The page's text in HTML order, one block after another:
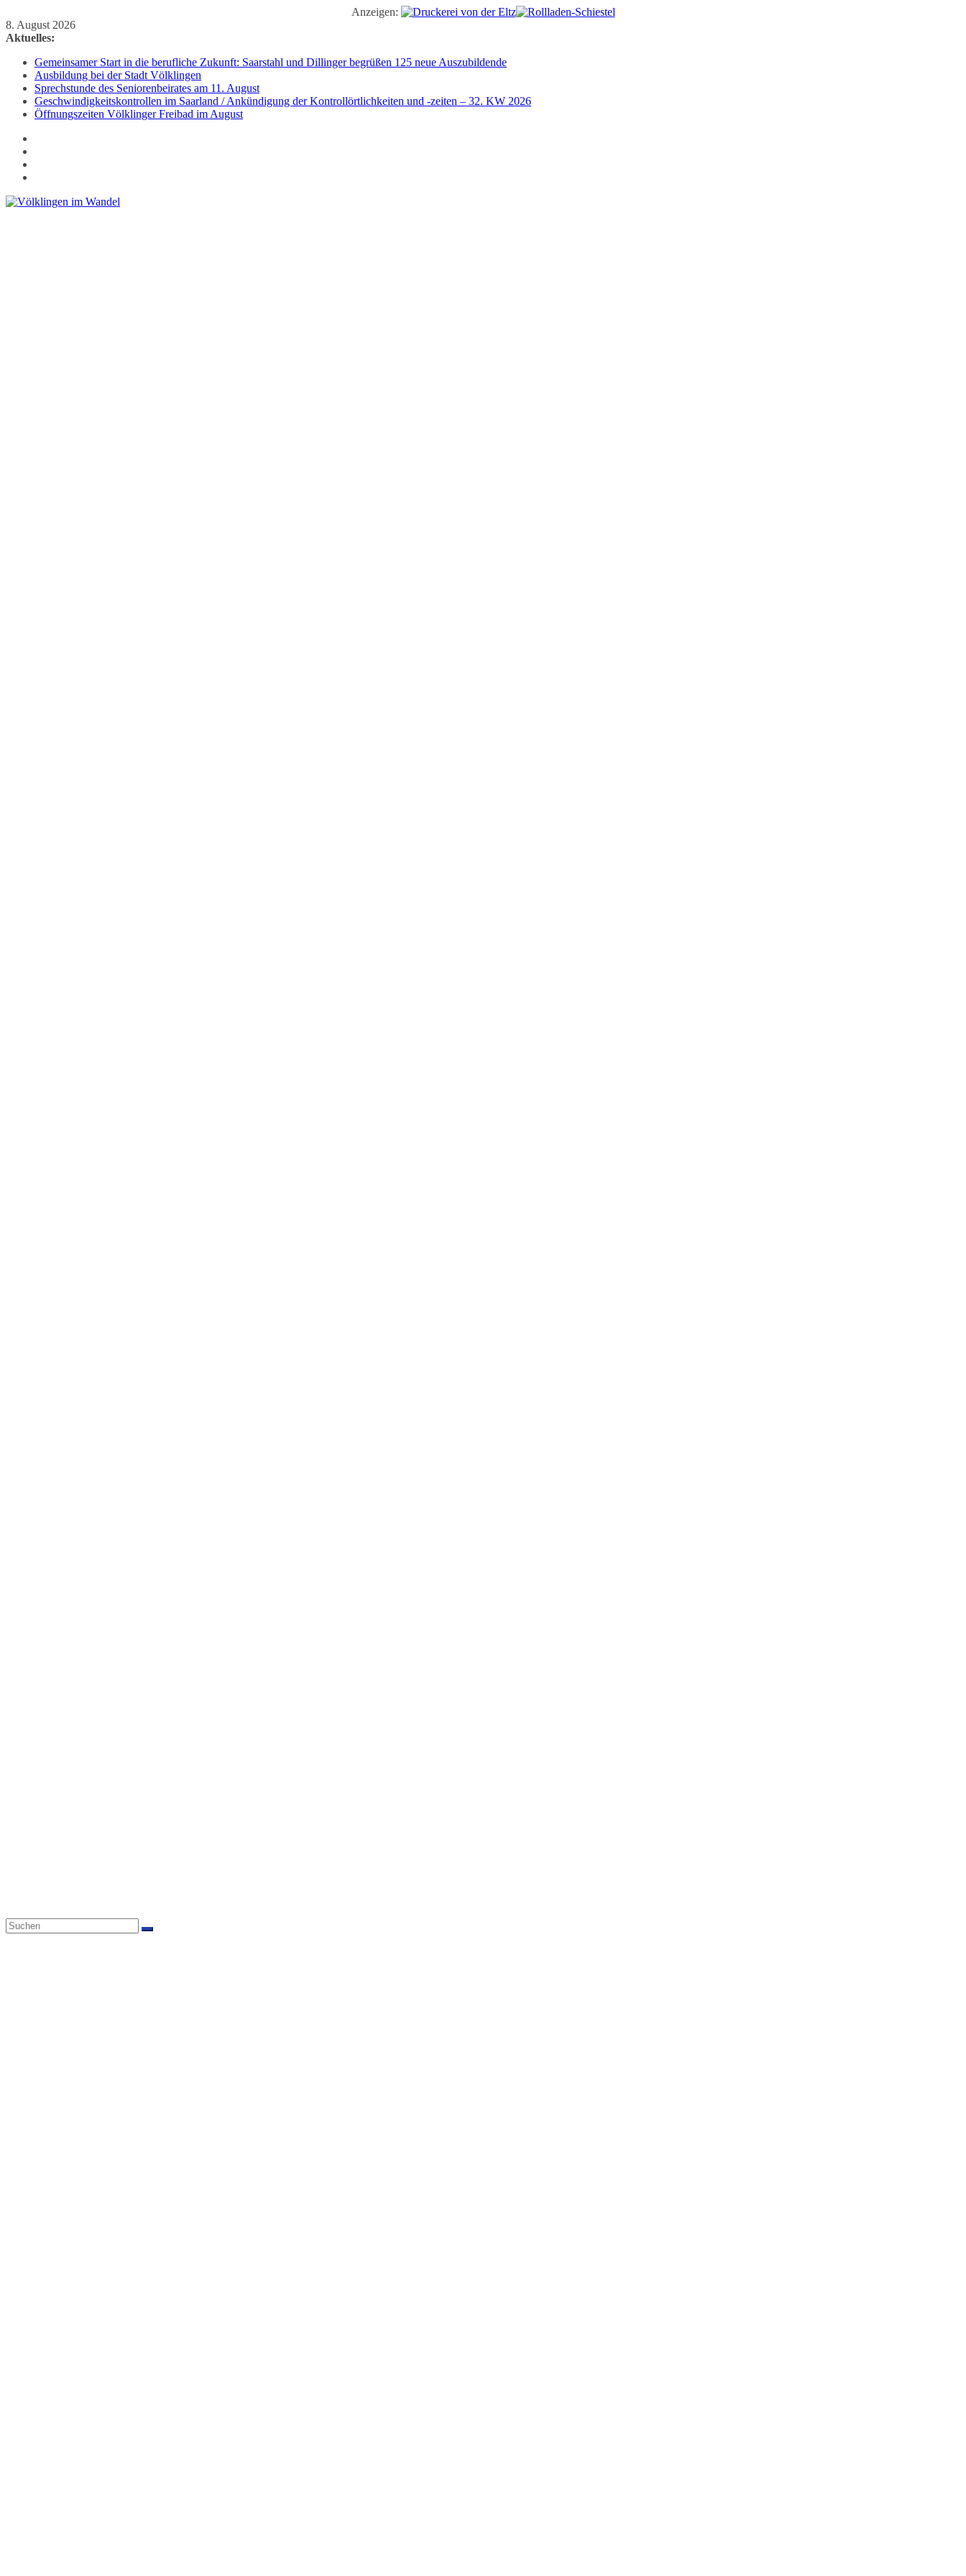
Anzeigen:
Zum
Inhalt
8. August 2026
Aktuelles:
Gemeinsamer Start in die berufliche Zukunft: Saarstahl und Dillinger begrüßen 125 neue Auszubildende
Ausbildung bei der Stadt Völklingen
Sprechstunde des Seniorenbeirates am 11. August
Geschwindigkeitskontrollen im Saarland / Ankündigung der Kontrollörtlichkeiten und -zeiten – 32. KW 2026
Öffnungszeiten Völklinger Freibad im August